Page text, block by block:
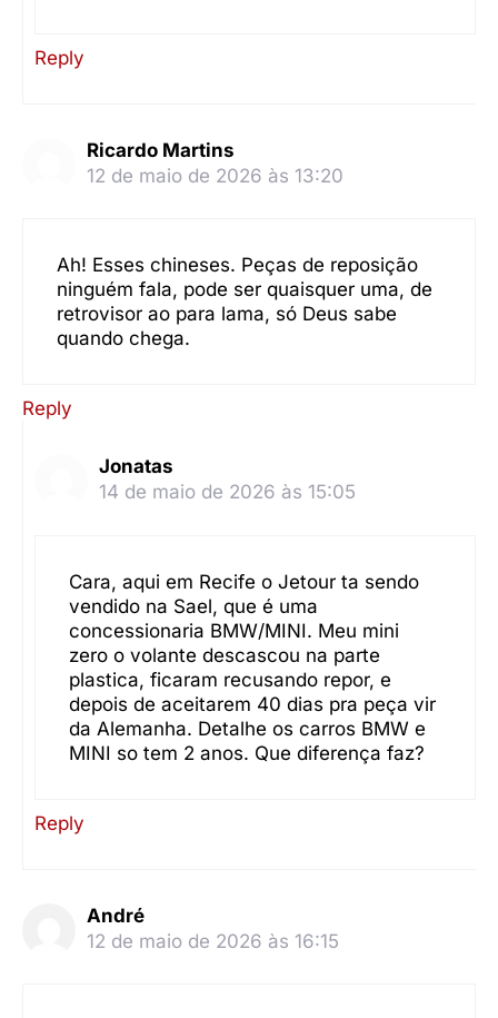
Reply
Ricardo Martins
12 de maio de 2026 às 13:20
Ah! Esses chineses. Peças de reposição
ninguém fala, pode ser quaisquer uma, de
retrovisor ao para lama, só Deus sabe
quando chega.
Reply
Jonatas
14 de maio de 2026 às 15:05
Cara, aqui em Recife o Jetour ta sendo
vendido na Sael, que é uma
concessionaria BMW/MINI. Meu mini
zero o volante descascou na parte
plastica, ficaram recusando repor, e
depois de aceitarem 40 dias pra peça vir
da Alemanha. Detalhe os carros BMW e
MINI so tem 2 anos. Que diferença faz?
Reply
André
12 de maio de 2026 às 16:15